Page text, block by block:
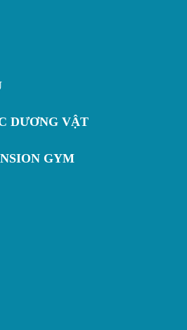
DƯƠNG VẬT
GYM